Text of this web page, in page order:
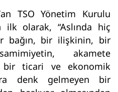
TSO Yönetim Kurulu
ilk olarak, “Aslında hiç
bağın, bir ilişkinin, bir
akamete
bir ticari ve ekonomik
denk gelmeyen bir